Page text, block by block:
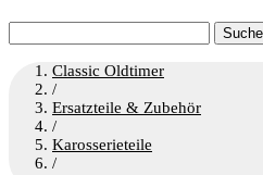
nach:
Classic Oldtimer
/
Ersatzteile & Zubehör
/
Karosserieteile
/